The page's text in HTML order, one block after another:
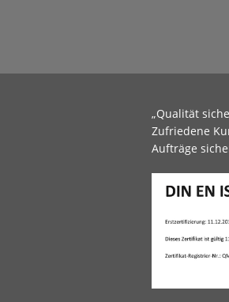
„Qualität
Zufriedene
Aufträge